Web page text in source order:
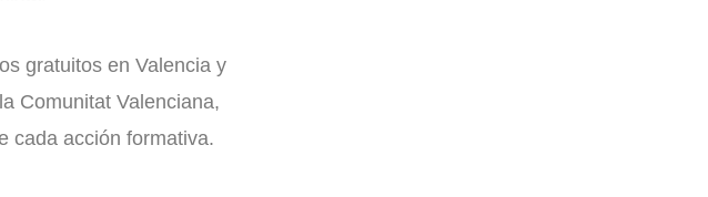
gratuitos en Valencia y
Comunitat Valenciana,
cada acción formativa.